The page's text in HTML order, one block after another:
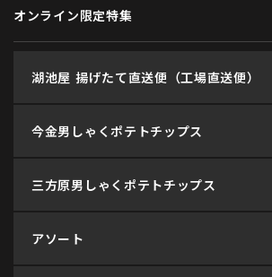
オンライン限定特集
湖池屋 揚げたて直送便（工場直送便）
今金男しゃくポテトチップス
三方原男しゃくポテトチップス
アソート